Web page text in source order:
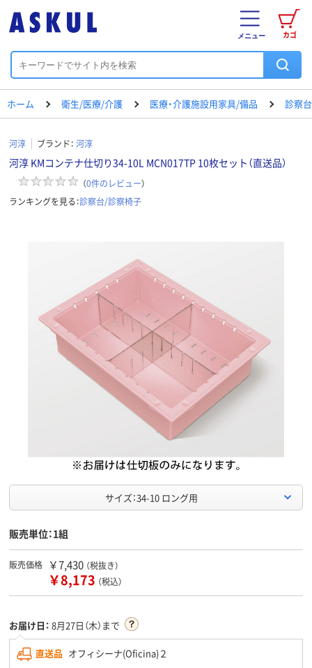
カゴ
メニュー
ホーム 衛生/医療/介護 医療・介護施設用家具/備品 診察
河淳 ブランド： 河淳
河淳 KMコンテナ仕切り34-10L MCN017TP 10枚セット（直送品）
（0件のレビュー）
ランキングを見る：診察台/診察椅子
サイズ：34-10 ロング用
販売単位：1組
販売価格 ￥7,430 （税抜き）
￥8,173 （税込）
お届け日： 8月27日（木）まで
直送品 オフィシーナ(Oficina)２